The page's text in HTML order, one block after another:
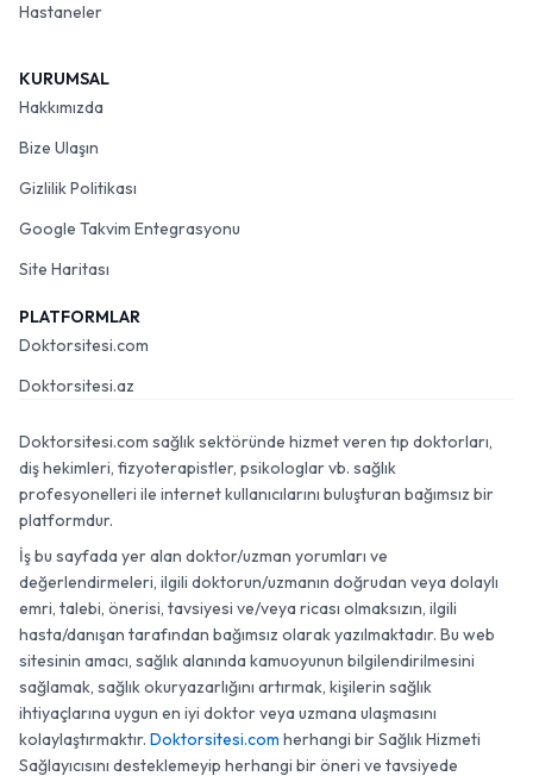
Hastaneler
KURUMSAL
Hakkımızda
Bize Ulaşın
Gizlilik Politikası
Google Takvim Entegrasyonu
Site Haritası
PLATFORMLAR
Doktorsitesi.com
Doktorsitesi.az
Doktorsitesi.com sağlık sektöründe hizmet veren tıp doktorları,
diş hekimleri, fizyoterapistler, psikologlar vb. sağlık
profesyonelleri ile internet kullanıcılarını buluşturan bağımsız bir
platformdur.
İş bu sayfada yer alan doktor/uzman yorumları ve
değerlendirmeleri, ilgili doktorun/uzmanın doğrudan veya dolaylı
emri, talebi, önerisi, tavsiyesi ve/veya ricası olmaksızın, ilgili
hasta/danışan tarafından bağımsız olarak yazılmaktadır. Bu web
sitesinin amacı, sağlık alanında kamuoyunun bilgilendirilmesini
sağlamak, sağlık okuryazarlığını artırmak, kişilerin sağlık
ihtiyaçlarına uygun en iyi doktor veya uzmana ulaşmasını
kolaylaştırmaktır. Doktorsitesi.com herhangi bir Sağlık Hizmeti
Sağlayıcısını desteklemeyip herhangi bir öneri ve tavsiyede